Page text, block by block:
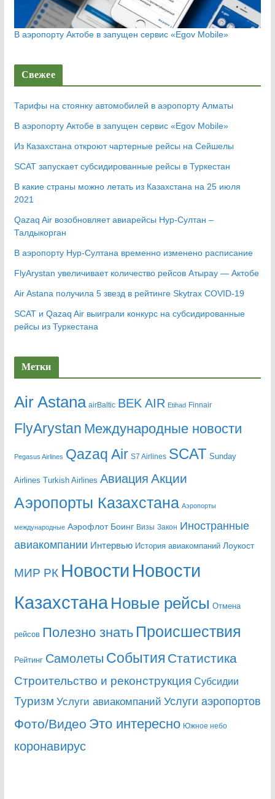
В аэропорту Актобе в запущен сервис «Egov Mobile»
Свежее
Тарифы на стоянку автомобилей в аэропорту Алматы
В аэропорту Актобе в запущен сервис «Egov Mobile»
Из Казахстана откроют чартерные рейсы на Сейшелы
SCAT запускает субсидированные рейсы в Туркестан
В какие страны можно летать из Казахстана на 25 июля
2021
Qazaq Air возобновляет авиарейсы Нур-Султан –
Талдыкорган
В аэропорту Нур-Султана временно изменено расписание
FlyArystan увеличивает количество рейсов Атырау — Актобе
Air Astana получила 5 звезд в рейтинге Skytrax COVID-19
SCAT и Qazaq Air выиграли конкурс на субсидированные
рейсы из Туркестана
Метки
Air Astana airBaltic BEK AIR Etihad Finnair
FlyArystan Mеждународные новости
Pegasus Airlines Qazaq Air S7 Airlines SCAT Sunday
Airlines Turkish Airlines Авиация Акции
Аэропорты Казахстана Аэропорты
международные Аэрофлот Боинг Визы Закон Иностранные
авиакомпании Интервью История авиакомпаний Лоукост
МИР РК Новости Новости
Казахстана Новые рейсы Отмена
рейсов Полезно знать Происшествия
Рейтинг Самолеты События Статистика
Строительство и реконструкция Субсидии
Туризм Услуги авиакомпаний Услуги аэропортов
Фото/Видео Это интересно Южное небо
коронавирус